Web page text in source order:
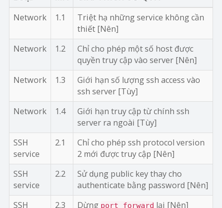
Network
1.1
Triệt hạ những service không cần
thiết [Nên]
Network
1.2
Chỉ cho phép một số host được
quyền truy cập vào server [Nên]
Network
1.3
Giới hạn số lượng ssh access vào
ssh server [Tùy]
Network
1.4
Giới hạn truy cập từ chính ssh
server ra ngoài [Tùy]
SSH
service
2.1
Chỉ cho phép ssh protocol version
2 mới được truy cập [Nên]
SSH
service
2.2
Sử dụng public key thay cho
authenticate bằng password [Nên]
SSH
2.3 Dừng port forward lại [Nên]